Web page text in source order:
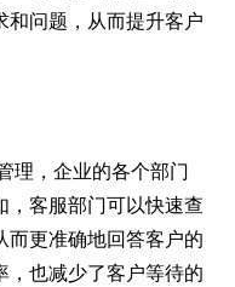
和问题，从而提升客户
理，企业的各个部门
，客服部门可以快速查
而更准确地回答客户的
，也减少了客户等待的